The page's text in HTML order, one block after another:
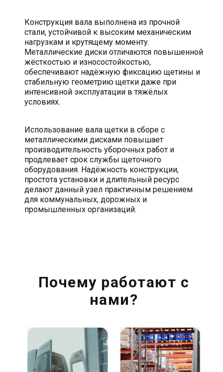
Конструкция вала выполнена из прочной
стали, устойчивой к высоким механическим
нагрузкам и крутящему моменту.
Металлические диски отличаются повышенной
жёсткостью и износостойкостью,
обеспечивают надёжную фиксацию щетины и
стабильную геометрию щетки даже при
интенсивной эксплуатации в тяжёлых
условиях.
Использование вала щетки в сборе с
металлическими дисками повышает
производительность уборочных работ и
продлевает срок службы щеточного
оборудования. Надёжность конструкции,
простота установки и длительный ресурс
делают данный узел практичным решением
для коммунальных, дорожных и
промышленных организаций.
Почему работают с
нами?